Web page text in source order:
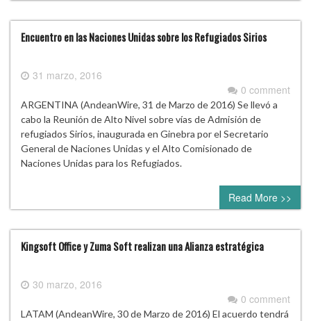
Encuentro en las Naciones Unidas sobre los Refugiados Sirios
31 marzo, 2016
0 comment
ARGENTINA (AndeanWire, 31 de Marzo de 2016) Se llevó a
cabo la Reunión de Alto Nivel sobre vías de Admisión de
refugiados Sirios, inaugurada en Ginebra por el Secretario
General de Naciones Unidas y el Alto Comisionado de
Naciones Unidas para los Refugiados.
Read More >>
Kingsoft Office y Zuma Soft realizan una Alianza estratégica
30 marzo, 2016
0 comment
LATAM (AndeanWire, 30 de Marzo de 2016) El acuerdo tendrá